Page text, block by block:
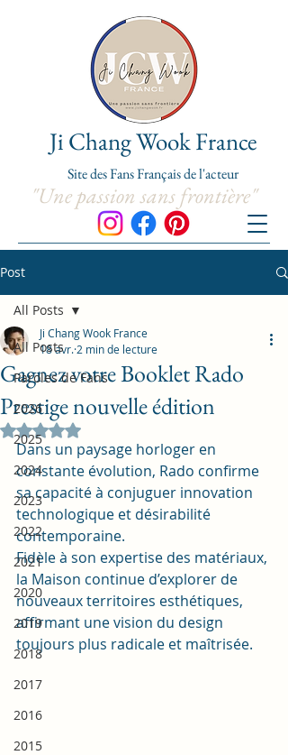
"Une passion sans frontière"
Ji Chang Wook France
Site desFans Français de l'acteur
Post
All Posts
Paroles de Fans
2026
2025
2024
2023
2022
2021
2020
2019
2018
2017
2016
2015
All Posts
Gagnez votre Booklet Rado
Prestige nouvelle édition
Ji Chang Wook France
18 avr. 2 min de lecture
Noté NaN étoiles sur 5.
Dans un paysage horloger en
constante évolution, Rado confirme
sa capacité à conjuguer innovation
technologique et désirabilité
contemporaine.
Fidèle à son expertise des matériaux,
la Maison continue d’explorer de
nouveaux territoires esthétiques,
affirmant une vision du design
toujours plus radicale et maîtrisée.